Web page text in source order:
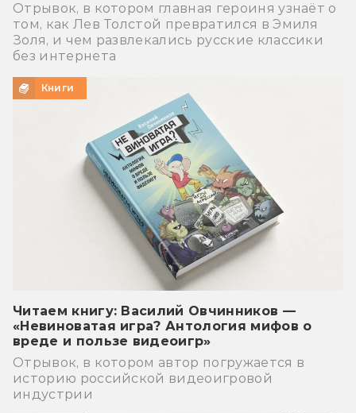
Отрывок, в котором главная героиня узнаёт о
том, как Лев Толстой превратился в Эмиля
Золя, и чем развлекались русские классики
без интернета
Книги
Читаем книгу: Василий Овчинников —
«Невиноватая игра? Антология мифов о
вреде и пользе видеоигр»
Отрывок, в котором автор погружается в
историю российской видеоигровой
индустрии